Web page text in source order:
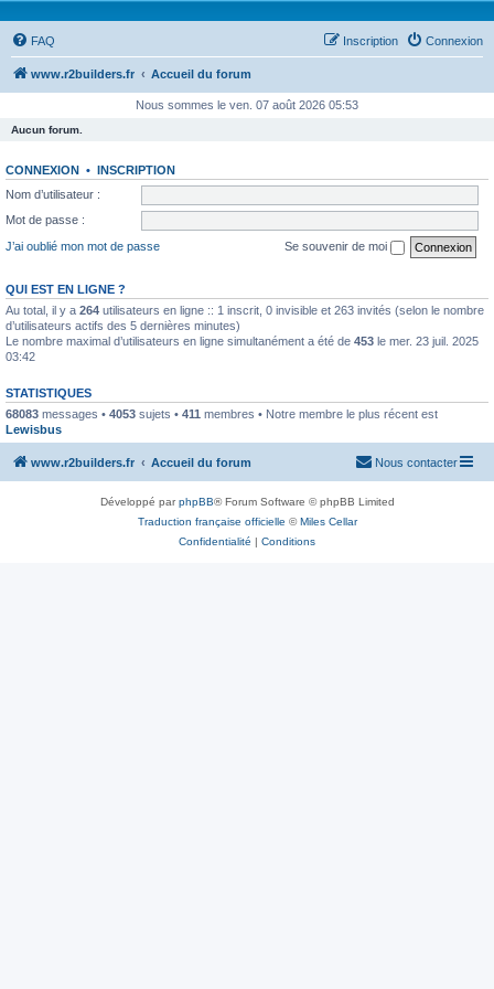
FAQ Connexion
Inscription
www.r2builders.fr Accueil du forum
Nous sommes le ven. 07 août 2026 05:53
Aucun forum.
CONNEXION • INSCRIPTION
Nom d’utilisateur :
Mot de passe :
J’ai oublié mon mot de passe
Se souvenir de moi
QUI EST EN LIGNE ?
Au total, il y a 264 utilisateurs en ligne :: 1 inscrit, 0 invisible et 263 invités (selon le nombre
d’utilisateurs actifs des 5 dernières minutes)
Le nombre maximal d’utilisateurs en ligne simultanément a été de 453 le mer. 23 juil. 2025
03:42
STATISTIQUES
68083 messages • 4053 sujets • 411 membres • Notre membre le plus récent est
Lewisbus
www.r2builders.fr Accueil du forum Nous contacter
Développé parphpBB® Forum Software © phpBB Limited
Traduction française officielle ©Miles Cellar
Confidentialité | Conditions